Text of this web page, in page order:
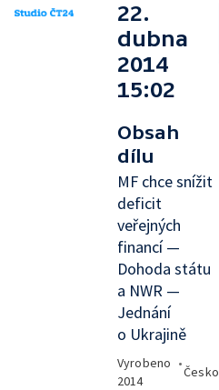
22.
dubna
2014
15:02
Obsah
dílu
MF chce snížit
deficit
veřejných
financí —
Dohoda státu
a NWR —
Jednání
o Ukrajině
Vyrobeno
2014
•
Česko